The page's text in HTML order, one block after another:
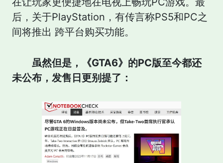
后，关于PlayStation，有传言称PS5和PC之
间将推出 跨平台购买功能。
虽然但是，《GTA6》的PC版至今都还
未公布，发售日更别提了：